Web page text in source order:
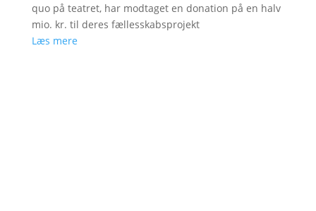
quo på teatret, har modtaget en donation på en halv
mio. kr. til deres fællesskabsprojekt
Læs mere